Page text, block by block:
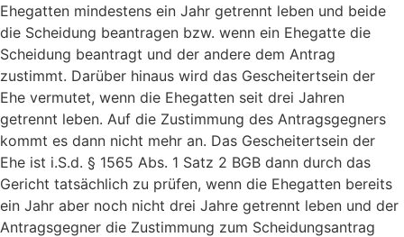
Ehegatten mindestens ein Jahr getrennt leben und beide
die Scheidung beantragen bzw. wenn ein Ehegatte die
Scheidung beantragt und der andere dem Antrag
zustimmt. Darüber hinaus wird das Gescheitertsein der
Ehe vermutet, wenn die Ehegatten seit drei Jahren
getrennt leben. Auf die Zustimmung des Antragsgegners
kommt es dann nicht mehr an. Das Gescheitertsein der
Ehe ist i.S.d. § 1565 Abs. 1 Satz 2 BGB dann durch das
Gericht tatsächlich zu prüfen, wenn die Ehegatten bereits
ein Jahr aber noch nicht drei Jahre getrennt leben und der
Antragsgegner die Zustimmung zum Scheidungsantrag